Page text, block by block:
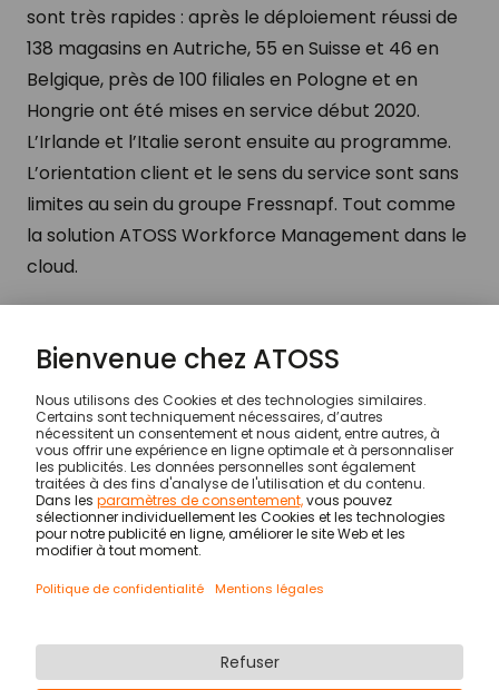
sont très rapides : après le déploiement réussi de
138 magasins en Autriche, 55 en Suisse et 46 en
Belgique, près de 100 filiales en Pologne et en
Hongrie ont été mises en service début 2020.
L’Irlande et l’Italie seront ensuite au programme.
L’orientation client et le sens du service sont sans
limites au sein du groupe Fressnapf. Tout comme
la solution ATOSS Workforce Management dans le
cloud.
Rapport annuel 2019
Clients Fressnapf | Maxi Zoo
impression Conditions générales
Politique de confidentialité Newsletter
© ATOSS Software SE